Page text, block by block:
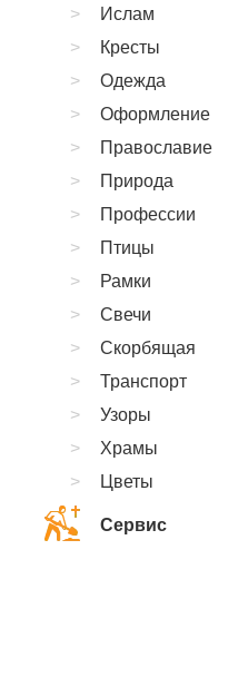
Ислам
Кресты
Одежда
Оформление
Православие
Природа
Профессии
Птицы
Рамки
Свечи
Скорбящая
Транспорт
Узоры
Храмы
Цветы
Сервис